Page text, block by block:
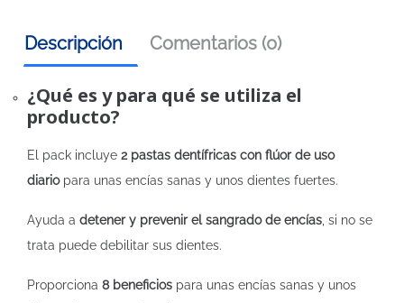
Descripción Comentarios (0)
¿Qué es y para qué se utiliza el
producto?
El pack incluye 2 pastas dentífricas con flúor de uso
diario para unas encías sanas y unos dientes fuertes.
Ayuda a detener y prevenir el sangrado de encías , si no se
trata puede debilitar sus dientes.
Proporciona 8 beneficios para unas encías sanas y unos